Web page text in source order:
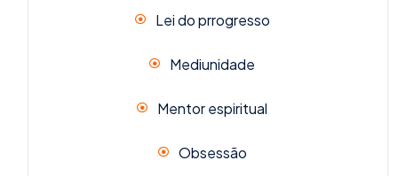
Lei do prrogresso
Mediunidade
Mentor espiritual
Obsessão